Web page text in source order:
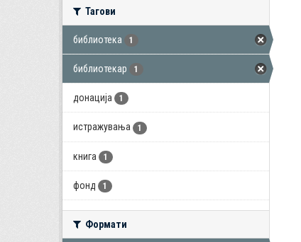
Тагови
библиотека 1
библиотекар 1
донација 1
истражувања 1
книга 1
фонд 1
Формати